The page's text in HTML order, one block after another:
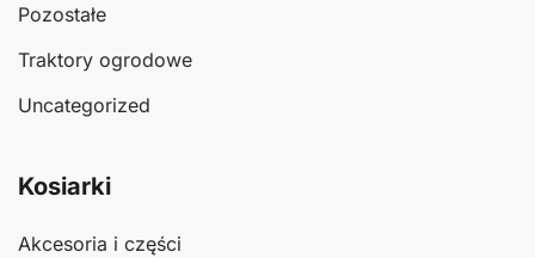
Pozostałe
Traktory ogrodowe
Uncategorized
Kosiarki
Akcesoria i części